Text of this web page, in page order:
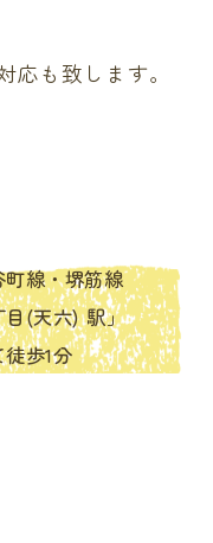
も致します。
線・堺筋線
目(天六) 駅」
歩1分